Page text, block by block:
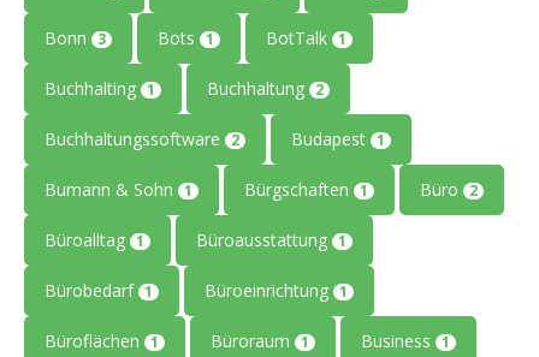
Bonn 3 Bots 1 BotTalk 1
Buchhalting 1 Buchhaltung 2
Buchhaltungssoftware 2 Budapest 1
Bumann & Sohn 1 Bürgschaften 1 Büro 2
Büroalltag 1 Büroausstattung 1
Bürobedarf 1 Büroeinrichtung 1
Büroflächen 1 Büroraum 1 Business 1